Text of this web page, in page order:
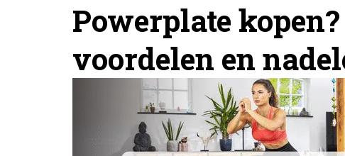
Powerplate
voordelen en